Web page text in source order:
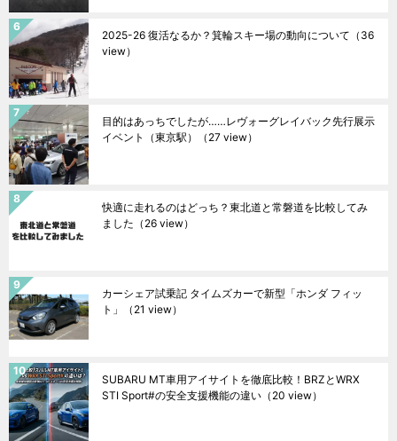
2025-26 復活なるか？箕輪スキー場の動向について （36
view）
目的はあっちでしたが……レヴォーグレイバック先行展示
イベント（東京駅）
（27 view）
快適に走れるのはどっち？東北道と常磐道を比較してみ
ました （26 view）
カーシェア試乗記 タイムズカーで新型「ホンダ フィッ
ト」
（21 view）
SUBARU MT車用アイサイトを徹底比較！BRZとWRX
STI Sport#の安全支援機能の違い （20 view）